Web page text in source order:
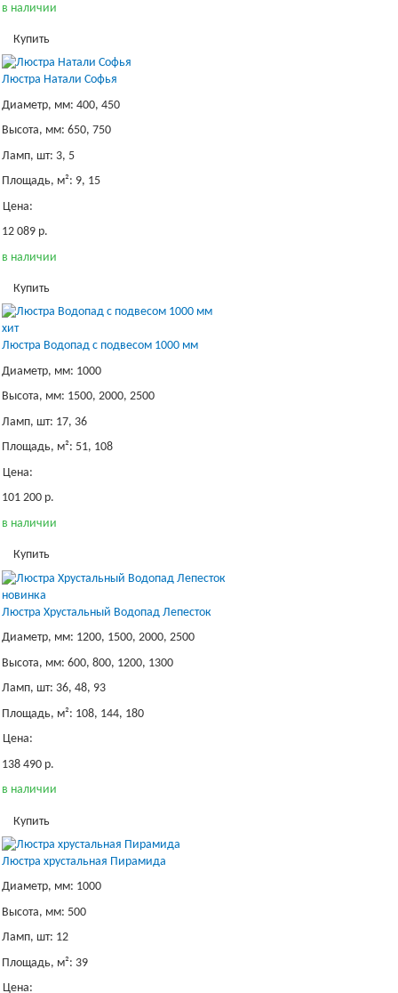
в наличии
Купить
Люстра Натали Софья
Диаметр, мм: 400, 450
Высота, мм: 650, 750
Ламп, шт: 3, 5
Площадь, м²: 9, 15
Цена:
12 089 р.
в наличии
Купить
хит
Люстра Водопад с подвесом 1000 мм
Диаметр, мм: 1000
Высота, мм: 1500, 2000, 2500
Ламп, шт: 17, 36
Площадь, м²: 51, 108
Цена:
101 200 р.
в наличии
Купить
новинка
Люстра Хрустальный Водопад Лепесток
Диаметр, мм: 1200, 1500, 2000, 2500
Высота, мм: 600, 800, 1200, 1300
Ламп, шт: 36, 48, 93
Площадь, м²: 108, 144, 180
Цена:
138 490 р.
в наличии
Купить
Люстра хрустальная Пирамида
Диаметр, мм: 1000
Высота, мм: 500
Ламп, шт: 12
Площадь, м²: 39
Цена: